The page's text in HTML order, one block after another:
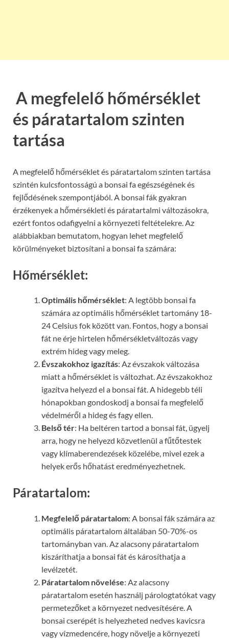
A megfelelő hőmérséklet
és páratartalom szinten
tartása
A megfelelő hőmérséklet és páratartalom szinten tartása
szintén kulcsfontosságú a bonsai fa egészségének és
fejlődésének szempontjából. A bonsai fák gyakran
érzékenyek a hőmérsékleti és páratartalmi változásokra,
ezért fontos odafigyelni a környezeti feltételekre. Az
alábbiakban bemutatom, hogyan lehet megfelelő
körülményeket biztosítani a bonsai fa számára:
Hőmérséklet:
Optimális hőmérséklet: A legtöbb bonsai fa
számára az optimális hőmérséklet tartomány 18-
24 Celsius fok között van. Fontos, hogy a bonsai
fát ne érje hirtelen hőmérsékletváltozás vagy
extrém hideg vagy meleg.
Évszakokhoz igazítás: Az évszakok változása
miatt a hőmérséklet is változhat. Az évszakokhoz
igazítva helyezd el a bonsai fát. A hidegebb téli
hónapokban gondoskodj a bonsai fa megfelelő
védelméről a hideg és fagy ellen.
Belső tér: Ha beltéren tartod a bonsai fát, ügyelj
arra, hogy ne helyezd közvetlenül a fűtőtestek
vagy klímaberendezések közelébe, mivel ezek a
helyek erős hőhatást eredményezhetnek.
Páratartalom:
Megfelelő páratartalom: A bonsai fák számára az
optimális páratartalom általában 50-70%-os
tartományban van. Az alacsony páratartalom
kiszáríthatja a bonsai fát és károsíthatja a
levélzetét.
Páratartalom növelése: Az alacsony
páratartalom esetén használj párologtatókat vagy
permetezőket a környezet nedvesítésére. A
bonsai cserépét is helyezheted nedves kavicsra
vagy vízmedencére, hogy növelje a környezeti